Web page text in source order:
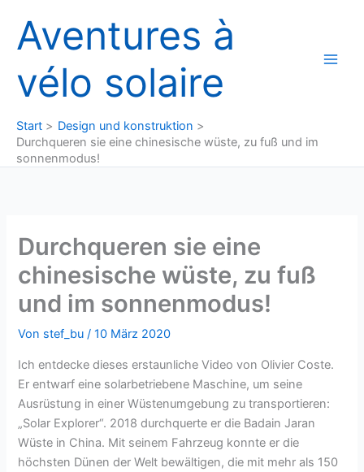
Inhalt
springen
Aventures à
vélo solaire
Start
Design und konstruktion
Durchqueren sie eine chinesische wüste, zu fuß und im
sonnenmodus!
Durchqueren sie eine
chinesische wüste, zu fuß
und im sonnenmodus!
Von stef_bu/10 März 2020
Ich entdecke dieses erstaunliche Video von Olivier Coste.
Er entwarf eine solarbetriebene Maschine, um seine
Ausrüstung in einer Wüstenumgebung zu transportieren:
„Solar Explorer“. 2018 durchquerte er die Badain Jaran
Wüste in China. Mit seinem Fahrzeug konnte er die
höchsten Dünen der Welt bewältigen, die mit mehr als 150